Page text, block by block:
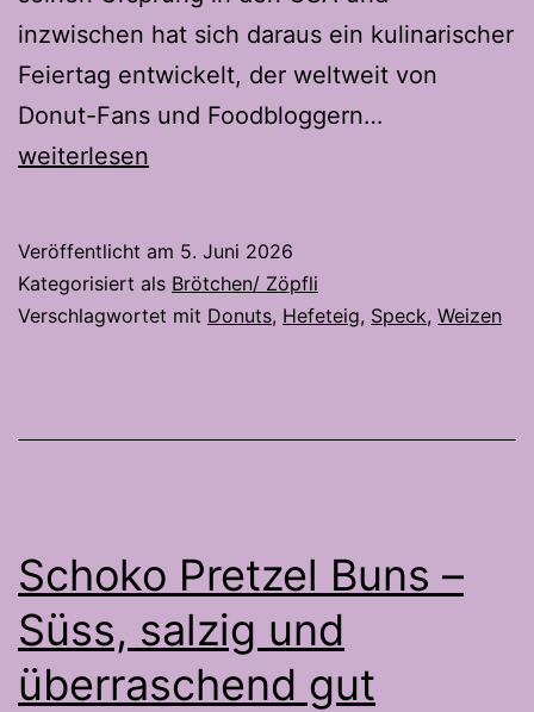
inzwischen hat sich daraus ein kulinarischer
Feiertag entwickelt, der weltweit von
Donut-Fans und Foodbloggern…
in
weiterlesen
Veröffentlicht am 5. Juni 2026
Kategorisiert als Brötchen/ Zöpfli
Verschlagwortet mit Donuts, Hefeteig, Speck, Weizen
Schoko Pretzel Buns –
Süss, salzig und
überraschend gut